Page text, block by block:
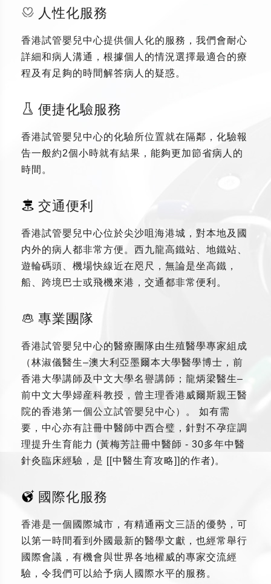
人性化服務
香港試管嬰兒中心提供個人化的服務，我們會耐心
詳細和病人溝通，根據個人的情況選擇最適合的療
程及有足夠的時間解答病人的疑惑。
便捷化驗服務
香港試管嬰兒中心的化驗所位置就在隔鄰，化驗報
告一般約2個小時就有結果，能夠更加節省病人的
時間。
交通便利
香港試管嬰兒中心位於尖沙咀海港城，對本地及國
内外的病人都非常方便。西九龍高鐵站、地鐵站、
遊輪碼頭、機場快線近在咫尺，無論是坐高鐵，
船、跨境巴士或飛機來港，交通都非常便利。
專業團隊
香港試管嬰兒中心的醫療團隊由生殖醫學專家組成
（林淑儀醫生–澳大利亞墨爾本大學醫學博士，前
香港大學講師及中文大學名譽講師；龍炳梁醫生–
前中文大學婦産科教授，曾主理香港威爾斯親王醫
院的香港第一個公立試管嬰兒中心）。 如有需
要，中心亦有註冊中醫師中西合璧，針對不孕症調
理提升生育能力 (黃梅芳註冊中醫師 - 30多年中醫
針灸臨床經驗，是 [[中醫生育攻略]]的作者)。
國際化服務
香港是一個國際城市，有精通兩文三語的優勢，可
以第一時間看到外國最新的醫學文獻，也經常舉行
國際會議，有機會與世界各地權威的專家交流經
驗，令我們可以給予病人國際水平的服務。